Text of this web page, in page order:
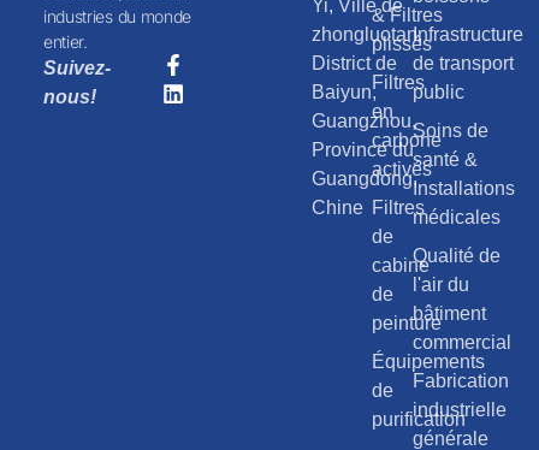
industries du monde
entier.
Suivez-
nous!
& Filtres
plissés
Filtres
en
carbone
activés
Filtres
de
cabine
de
peinture
Équipements
de
purification
Infrastructure
de transport
public
Soins de
santé &
Installations
médicales
Qualité de
l'air du
bâtiment
commercial
Fabrication
industrielle
générale
Yi, Ville de
zhongluotan,
District de
Baiyun,
Guangzhou,
Province du
Guangdong,
Chine